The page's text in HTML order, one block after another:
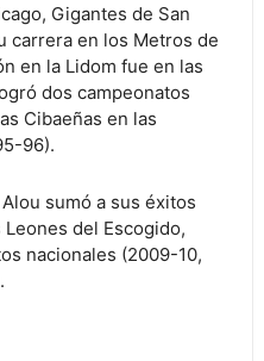
Gigantes de San
carrera en los Metros de
en la Lidom fue en las
dos campeonatos
Cibaeñas en las
96).
sumó a sus éxitos
del Escogido,
nacionales (2009-10,